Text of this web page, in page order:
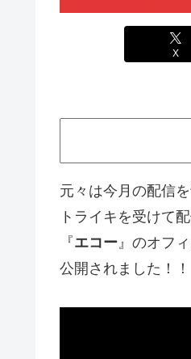
X
元々は今月の配信
トライキを受けて
『エコー 』のオフ
公開されました！！